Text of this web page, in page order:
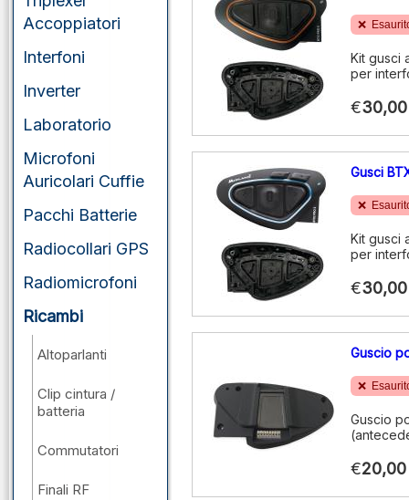
Accoppiatori
Interfoni
Inverter
Laboratorio
Microfoni
Auricolari Cuffie
Pacchi Batterie
Radiocollari GPS
Radiomicrofoni
Ricambi
Altoparlanti
Clip cintura /
batteria
Commutatori
Finali RF
Kit gusci
per
€30,00
Gusci
Kit gusci
per
€30,00
Guscio
Guscio
€20,00